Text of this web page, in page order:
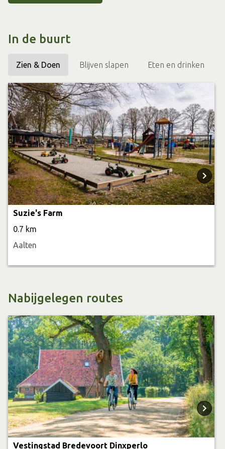
In de buurt
Zien & Doen Blijven slapen Eten en drinken
Suzie's Farm
0.7 km
Aalten
Nabijgelegen routes
Vestingstad Bredevoort Dinxperlo